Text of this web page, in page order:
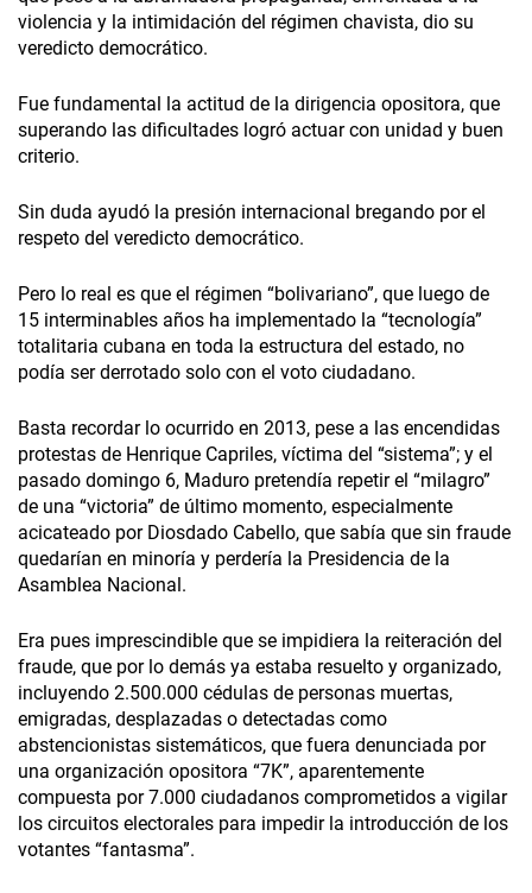
violencia y la intimidación del régimen chavista, dio su
veredicto democrático.
Fue fundamental la actitud de la dirigencia opositora, que
superando las dificultades logró actuar con unidad y buen
criterio.
Sin duda ayudó la presión internacional bregando por el
respeto del veredicto democrático.
Pero lo real es que el régimen “bolivariano”, que luego de
15 interminables años ha implementado la “tecnología”
totalitaria cubana en toda la estructura del estado, no
podía ser derrotado solo con el voto ciudadano.
Basta recordar lo ocurrido en 2013, pese a las encendidas
protestas de Henrique Capriles, víctima del “sistema”; y el
pasado domingo 6, Maduro pretendía repetir el “milagro”
de una “victoria” de último momento, especialmente
acicateado por Diosdado Cabello, que sabía que sin fraude
quedarían en minoría y perdería la Presidencia de la
Asamblea Nacional.
Era pues imprescindible que se impidiera la reiteración del
fraude, que por lo demás ya estaba resuelto y organizado,
incluyendo 2.500.000 cédulas de personas muertas,
emigradas, desplazadas o detectadas como
abstencionistas sistemáticos, que fuera denunciada por
una organización opositora “7K”, aparentemente
compuesta por 7.000 ciudadanos comprometidos a vigilar
los circuitos electorales para impedir la introducción de los
votantes “fantasma”.